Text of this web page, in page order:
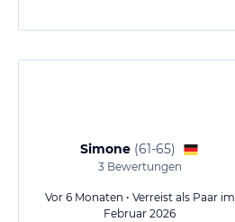
Simone (61-65)
3Bewertungen
Vor 6 Monaten • Verreist als Paar im
Februar 2026